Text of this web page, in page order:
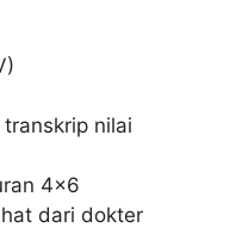
nilai
4×6
dari dokter